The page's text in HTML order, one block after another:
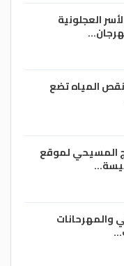
العجلونية
ونقص المياه تضع
المسيحي لموقع
والمهرحانات